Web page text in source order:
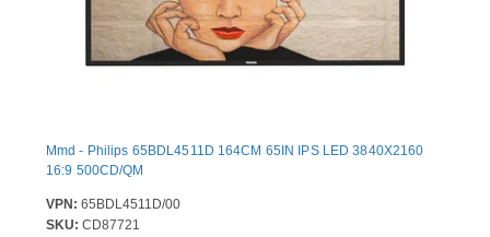
Mmd - Philips 65BDL4511D 164CM 65IN IPS LED 3840X2160
16:9 500CD/QM
VPN: 65BDL4511D/00
SKU: CD87721